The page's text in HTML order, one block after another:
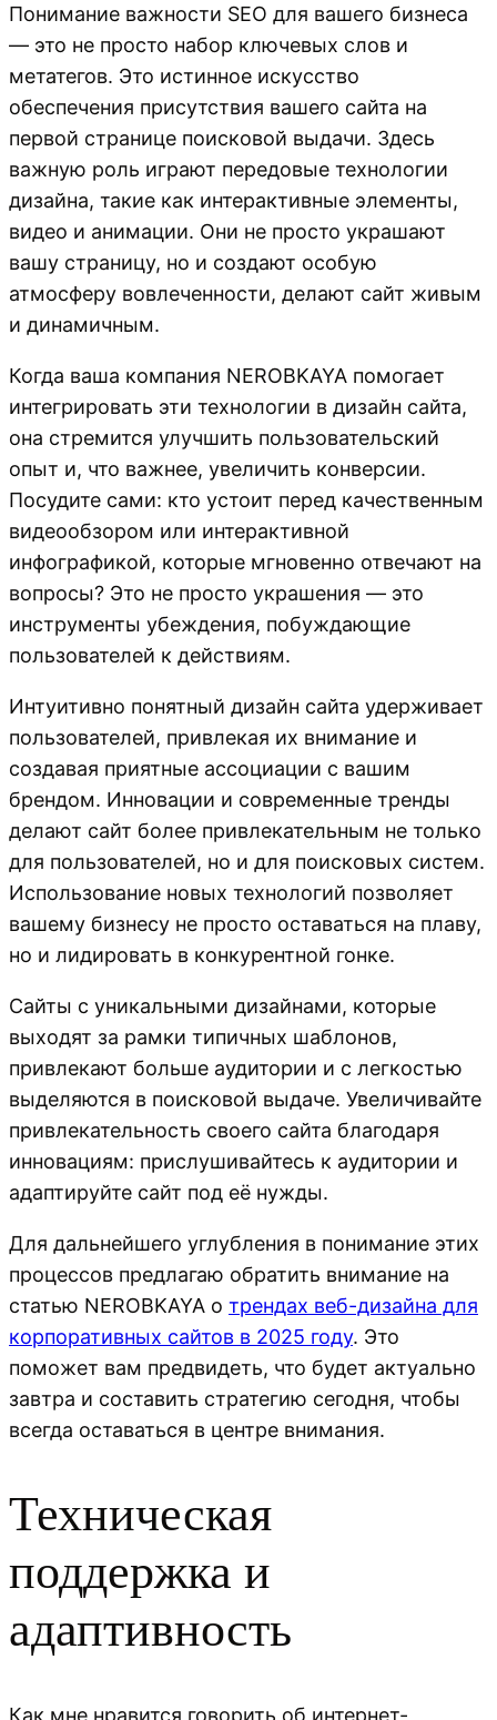
Понимание важности SEO для вашего бизнеса
— это не просто набор ключевых слов и
метатегов. Это истинное искусство
обеспечения присутствия вашего сайта на
первой странице поисковой выдачи. Здесь
важную роль играют передовые технологии
дизайна, такие как интерактивные элементы,
видео и анимации. Они не просто украшают
вашу страницу, но и создают особую
атмосферу вовлеченности, делают сайт живым
и динамичным.
Когда ваша компания NEROBKAYA помогает
интегрировать эти технологии в дизайн сайта,
она стремится улучшить пользовательский
опыт и, что важнее, увеличить конверсии.
Посудите сами: кто устоит перед качественным
видеообзором или интерактивной
инфографикой, которые мгновенно отвечают на
вопросы? Это не просто украшения — это
инструменты убеждения, побуждающие
пользователей к действиям.
Интуитивно понятный дизайн сайта удерживает
пользователей, привлекая их внимание и
создавая приятные ассоциации с вашим
брендом. Инновации и современные тренды
делают сайт более привлекательным не только
для пользователей, но и для поисковых систем.
Использование новых технологий позволяет
вашему бизнесу не просто оставаться на плаву,
но и лидировать в конкурентной гонке.
Сайты с уникальными дизайнами, которые
выходят за рамки типичных шаблонов,
привлекают больше аудитории и с легкостью
выделяются в поисковой выдаче. Увеличивайте
привлекательность своего сайта благодаря
инновациям: прислушивайтесь к аудитории и
адаптируйте сайт под её нужды.
Для дальнейшего углубления в понимание этих
процессов предлагаю обратить внимание на
статью NEROBKAYA о трендах веб-дизайна для
корпоративных сайтов в 2025 году. Это
поможет вам предвидеть, что будет актуально
завтра и составить стратегию сегодня, чтобы
всегда оставаться в центре внимания.
Техническая
поддержка и
адаптивность
Как мне нравится говорить об интернет-